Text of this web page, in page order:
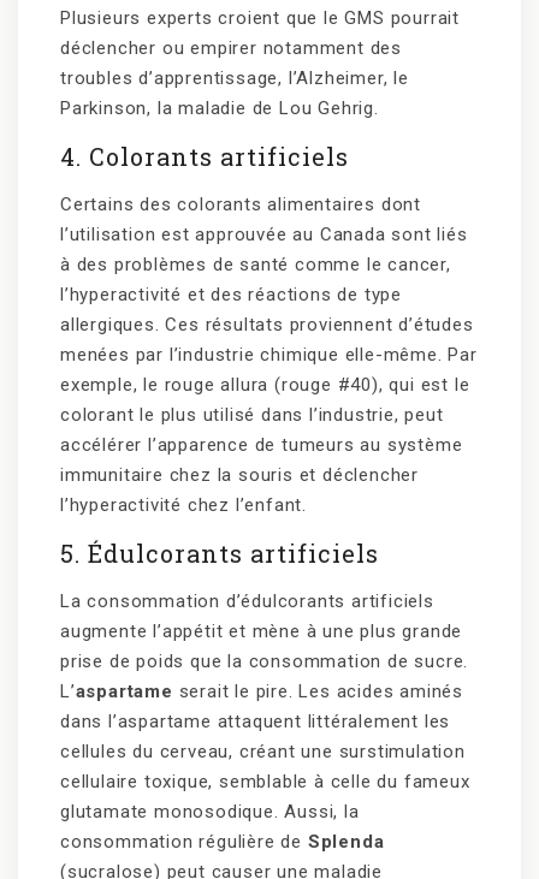
Plusieurs experts croient que le GMS pourrait
déclencher ou empirer notamment des
troubles d’apprentissage, l’Alzheimer, le
Parkinson, la maladie de Lou Gehrig.
4. Colorants artificiels
Certains des colorants alimentaires dont
l’utilisation est approuvée au Canada sont liés
à des problèmes de santé comme le cancer,
l’hyperactivité et des réactions de type
allergiques. Ces résultats proviennent d’études
menées par l’industrie chimique elle-même. Par
exemple, le rouge allura (rouge #40), qui est le
colorant le plus utilisé dans l’industrie, peut
accélérer l’apparence de tumeurs au système
immunitaire chez la souris et déclencher
l’hyperactivité chez l’enfant.
5. Édulcorants artificiels
La consommation d’édulcorants artificiels
augmente l’appétit et mène à une plus grande
prise de poids que la consommation de sucre.
L’aspartame serait le pire. Les acides aminés
dans l’aspartame attaquent littéralement les
cellules du cerveau, créant une surstimulation
cellulaire toxique, semblable à celle du fameux
glutamate monosodique. Aussi, la
consommation régulière de Splenda
(sucralose) peut causer une maladie